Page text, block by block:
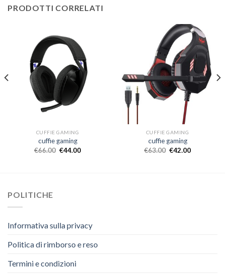
PRODOTTI CORRELATI
CUFFIE GAMING
cuffie gaming
€66.00 €44.00
CUFFIE GAMING
cuffie gaming
€63.00 €42.00
POLITICHE
Informativa sulla privacy
Politica di rimborso e reso
Termini e condizioni